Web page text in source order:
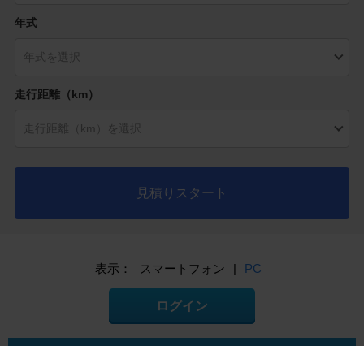
年式
走行距離（km）
見積りスタート
表示： スマートフォン | PC
ログイン